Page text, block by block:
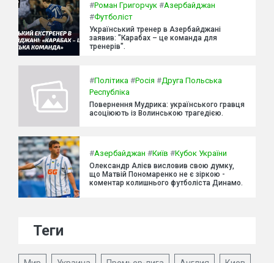
#Роман Григорчук #Азербайджан
#Футболіст
Український тренер в Азербайджані
заявив: "Карабах – це команда для
тренерів".
#Політика #Росія #Друга Польська
Республіка
Повернення Мудрика: українського гравця
асоціюють із Волинською трагедією.
#Азербайджан #Київ #Кубок України
Олександр Алієв висловив свою думку,
що Матвій Пономаренко не є зіркою -
коментар колишнього футболіста Динамо.
Теги